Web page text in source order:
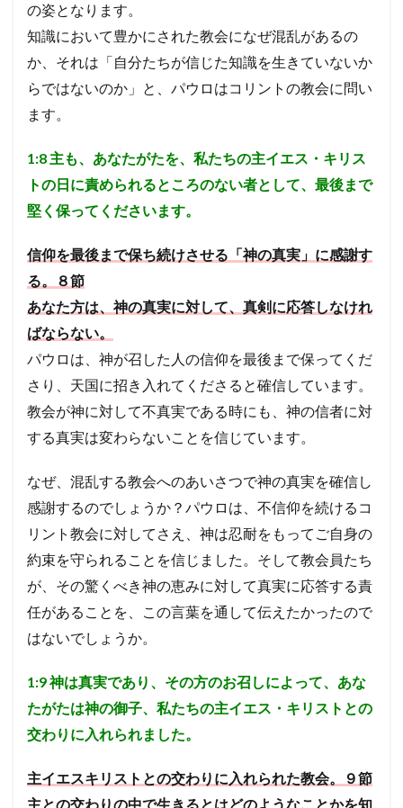
教会
は神
の。
神が
主権
ると
こ
ろ。
（２
信者
は、
神の
権威
に従
って
教会
て上
げな
けれ
ばな
考察
２
問題
のた
だ中
に
も、
神の
恵み
いて
こと
を忘
れな
点は
の姿となります。
知識において豊かにされた教会になぜ混乱があるの
か、それは「自分たちが信じた知識を生きていないか
らではないのか」と、パウロはコリントの教会に問い
ます。
1:8 主も、あなたがたを、私たちの主イエス・キリス
トの日に責められるところのない者として、最後まで
堅く保ってくださいます。
信仰を最後まで保ち続けさせる「神の真実」に感謝す
る。８節
あなた方は、神の真実に対して、真剣に応答しなけれ
ばならない。
パウロは、神が召した人の信仰を最後まで保ってくだ
さり、天国に招き入れてくださると確信しています。
教会が神に対して不真実である時にも、神の信者に対
する真実は変わらないことを信じています。
なぜ、混乱する教会へのあいさつで神の真実を確信し
感謝するのでしょうか？パウロは、不信仰を続けるコ
リント教会に対してさえ、神は忍耐をもってご自身の
約束を守られることを信じました。そして教会員たち
が、その驚くべき神の恵みに対して真実に応答する責
任があることを、この言葉を通して伝えたかったので
はないでしょうか。
1:9神は真実であり、その方のお召しによって、あな
たがたは神の御子、私たちの主イエス・キリストとの
交わりに入れられました。
主イエスキリストとの交わりに入れられた教会。９節
主との交わりの中で生きるとはどのようなことかを知